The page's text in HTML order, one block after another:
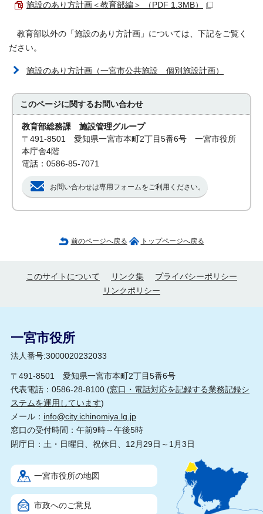
施設のあり方計画＜教育部編＞ （PDF 1.3MB）
教育部以外の「施設のあり方計画」については、下記をご覧く
ださい。
施設のあり方計画（一宮市公共施設 個別施設計画）
このページに関するお問い合わせ
教育部総務課 施設管理グループ
〒491-8501 愛知県一宮市本町2丁目5番6号 一宮市役所
本庁舎4階
電話：0586-85-7071
お問い合わせは専用フォームをご利用ください。
前のページへ戻る トップページへ戻る
このサイトについて リンク集
プライバシーポリシー
リンクポリシー
一宮市役所
法人番号:3000020232033
〒491-8501 愛知県一宮市本町2丁目5番6号
代表電話：0586-28-8100 (窓口・電話対応を記録する業務記録シ
ステムを運用しています)
メール： info@city.ichinomiya.lg.jp
窓口の受付時間：午前9時～午後5時
閉庁日：土・日曜日、祝休日、12月29日～1月3日
一宮市役所の地図
市政へのご意見